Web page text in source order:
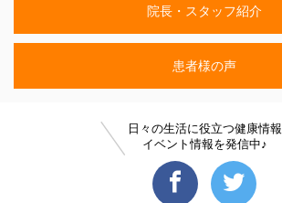
院長・スタッフ紹介
患者様の声
日々の生活に役立つ健康情報
イベント情報を発信中♪